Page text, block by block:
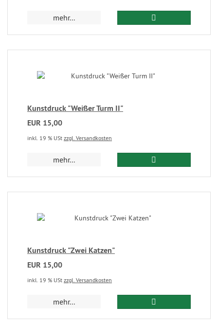
mehr...
Kunstdruck "Weißer Turm II"
EUR 15,00
inkl. 19 % USt zzgl. Versandkosten
mehr...
Kunstdruck "Zwei Katzen"
EUR 15,00
inkl. 19 % USt zzgl. Versandkosten
mehr...